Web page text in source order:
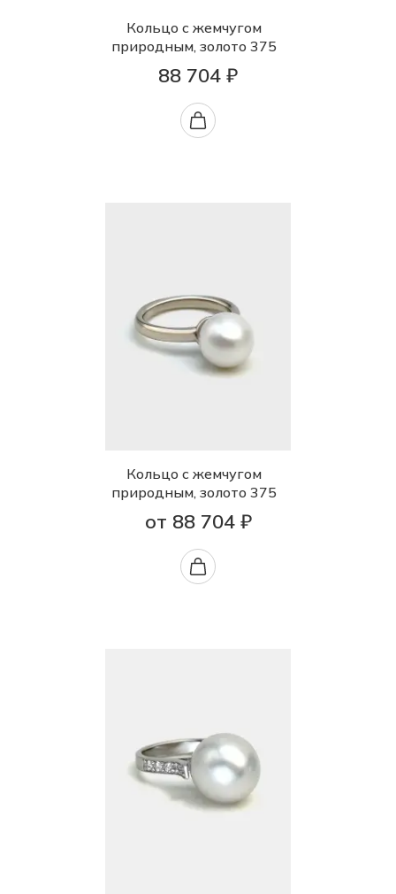
Кольцо с жемчугом
природным, золото 375
88 704 ₽
Кольцо с жемчугом
природным, золото 375
от 88 704 ₽